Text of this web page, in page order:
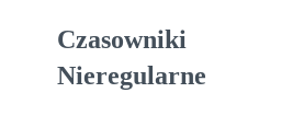
Czasowniki
Nieregularne